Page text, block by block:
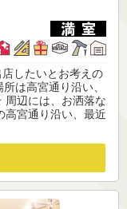
したいとお考えの
は高宮通り沿い、
辺には、お洒落な
宮通り沿い、最近